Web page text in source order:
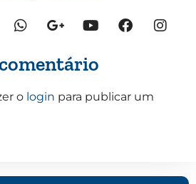
o login para publicar um